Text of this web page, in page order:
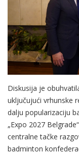
Diskusija je
uključujući vrhunske
dalju popularizaciju
„Expo 2027
centralne tačke
badminton